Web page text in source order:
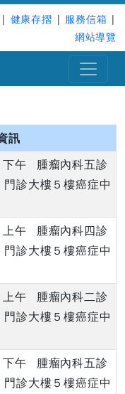
| 健康存摺 | 服務信箱 |
網站導覽
訊
午 腫瘤內科五診
診大樓５樓癌症中
午 腫瘤內科四診
診大樓５樓癌症中
午 腫瘤內科二診
診大樓５樓癌症中
午 腫瘤內科五診
診大樓５樓癌症中